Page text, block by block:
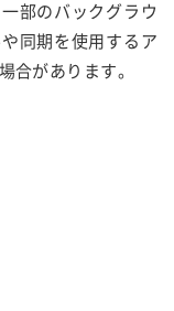
部のバックグラウ
同期を使用するア
合があります。